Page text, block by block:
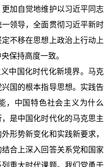
加自觉地维护以习近平同志
领导，全面贯彻习近平新时
不移在思想上政治上行动上
保持高度一致。
国化时代化新境界。马克
国的根本指导思想。实践告
，中国特色社会主义为什么
是中国化时代化的马克思主
形势新变化和实践新要求，
合上深入回答关系党和国家